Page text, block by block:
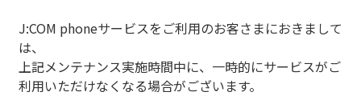
J:COM phoneサービスをご利用のお客さまにおきまして
は、
上記メンテナンス実施時間中に、一時的にサービスがご
利用いただけなくなる場合がございます。